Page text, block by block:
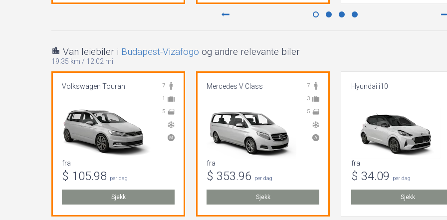
Van leiebiler i Budapest-Vizafogo og andre relevante biler
19.35 km / 12.02 mi
7
1
5
Volkswagen Touran
fra
$ 105.98 per dag
Sjekk
7
3
5
Mercedes V Class
fra
$ 353.96 per dag
Sjekk
Hyundai i10
fra
$ 34.09 per dag
Sjekk